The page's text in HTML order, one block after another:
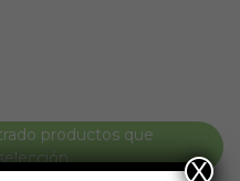
productos que
X